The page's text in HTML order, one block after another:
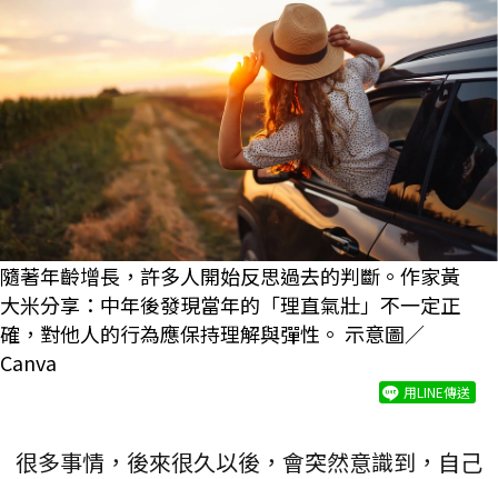
隨著年齡增長，許多人開始反思過去的判斷。作家黃
大米分享：中年後發現當年的「理直氣壯」不一定正
確，對他人的行為應保持理解與彈性。 示意圖／
Canva
用LINE傳送
很多事情，後來很久以後，會突然意識到，自己